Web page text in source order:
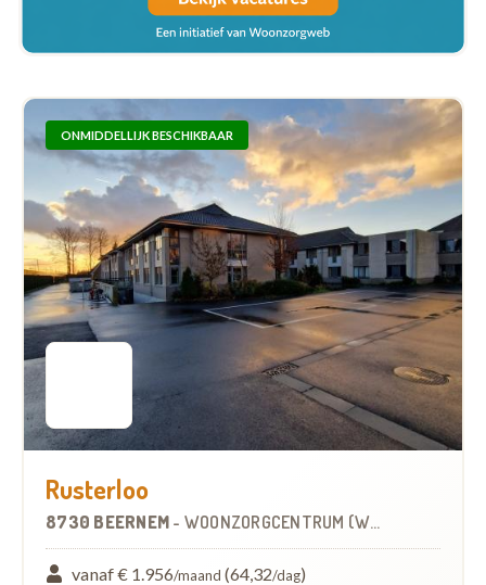
ONMIDDELLIJK BESCHIKBAAR
Rusterloo
8730 BEERNEM - WOONZORGCENTRUM (WZC)
vanaf € 1.956/maand (64,32/dag)